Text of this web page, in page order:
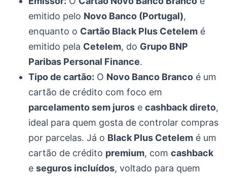
emitido pelo Novo Banco (Portugal),
enquanto o Cartão Black Plus Cetelem é
emitido pela Cetelem, do Grupo BNP
Paribas Personal Finance.
Tipo de cartão: O Novo Banco Branco é um
cartão de crédito com foco em
parcelamento sem juros e cashback direto,
ideal para quem gosta de controlar compras
por parcelas. Já o Black Plus Cetelem é um
cartão de crédito premium, com cashback
e seguros incluídos, voltado para quem